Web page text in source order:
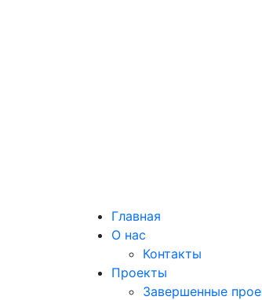
Главная
О нас
Контакты
Проекты
Завершенные